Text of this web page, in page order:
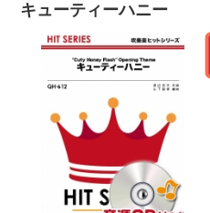
キューティーハニー